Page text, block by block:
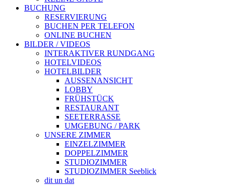
BUCHUNG
RESERVIERUNG
BUCHEN PER TELEFON
ONLINE BUCHEN
BILDER / VIDEOS
INTERAKTIVER RUNDGANG
HOTELVIDEOS
HOTELBILDER
AUSSENANSICHT
LOBBY
FRÜHSTÜCK
RESTAURANT
SEETERRASSE
UMGEBUNG / PARK
UNSERE ZIMMER
EINZELZIMMER
DOPPELZIMMER
STUDIOZIMMER
STUDIOZIMMER Seeblick
dit un dat